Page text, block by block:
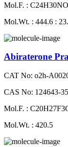
Mol.F. :
Mol.Wt. : 444.6 :
Abiraterone
CAT No: o2h-
CAS No: 124643-
Mol.F. :
Mol.Wt. : 420.5